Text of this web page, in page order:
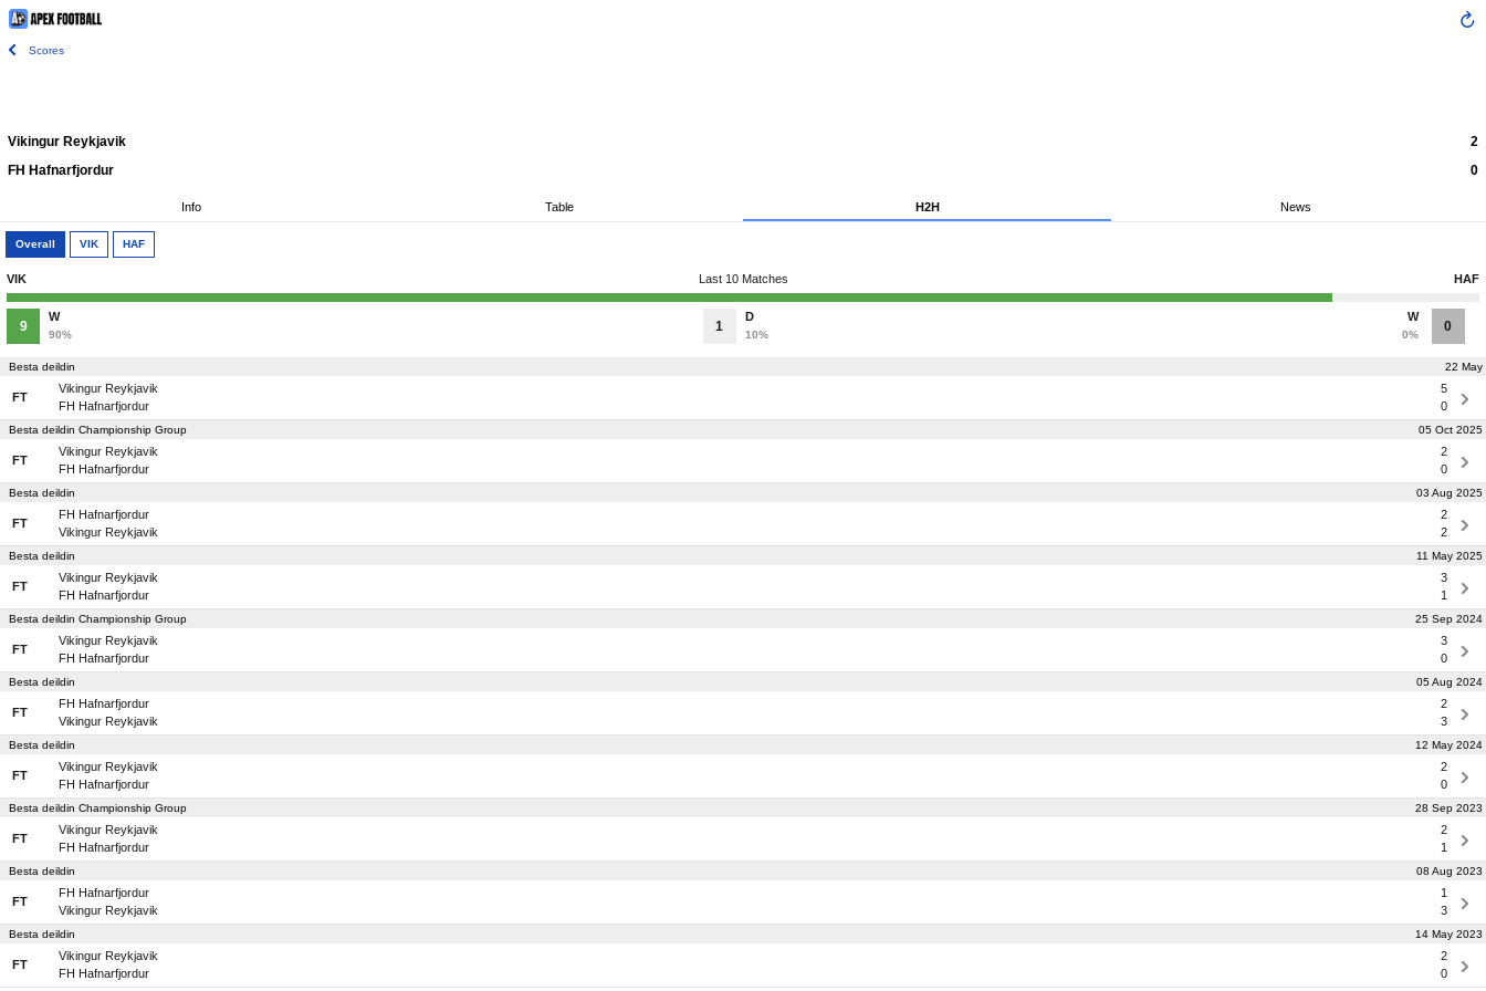
Scores
Vikingur Reykjavik
2
FH Hafnarfjordur
0
Info Table H2H News
Overall VIK HAF
VIK Last 10 Matches HAF
9
W
90%
1
D
10%
W
0%
0
Besta deildin 22 May
FT
Vikingur Reykjavik
5
FH Hafnarfjordur
0
Besta deildin Championship Group 05 Oct 2025
FT
Vikingur Reykjavik
2
FH Hafnarfjordur
0
Besta deildin 03 Aug 2025
FT
FH Hafnarfjordur
2
Vikingur Reykjavik
2
Besta deildin 11 May 2025
FT
Vikingur Reykjavik
3
FH Hafnarfjordur
1
Besta deildin Championship Group 25 Sep 2024
FT
Vikingur Reykjavik
3
FH Hafnarfjordur
0
Besta deildin 05 Aug 2024
FT
FH Hafnarfjordur
2
Vikingur Reykjavik
3
Besta deildin 12 May 2024
FT
Vikingur Reykjavik
2
FH Hafnarfjordur
0
Besta deildin Championship Group 28 Sep 2023
FT
Vikingur Reykjavik
2
FH Hafnarfjordur
1
Besta deildin 08 Aug 2023
FT
FH Hafnarfjordur
1
Vikingur Reykjavik
3
Besta deildin 14 May 2023
FT
Vikingur Reykjavik
2
FH Hafnarfjordur
0